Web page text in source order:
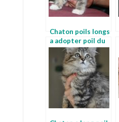
Chaton poils longs
a adopter poil du
chat